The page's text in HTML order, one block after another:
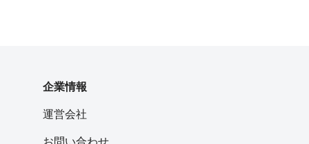
企業情報
運営会社
お問い合わせ